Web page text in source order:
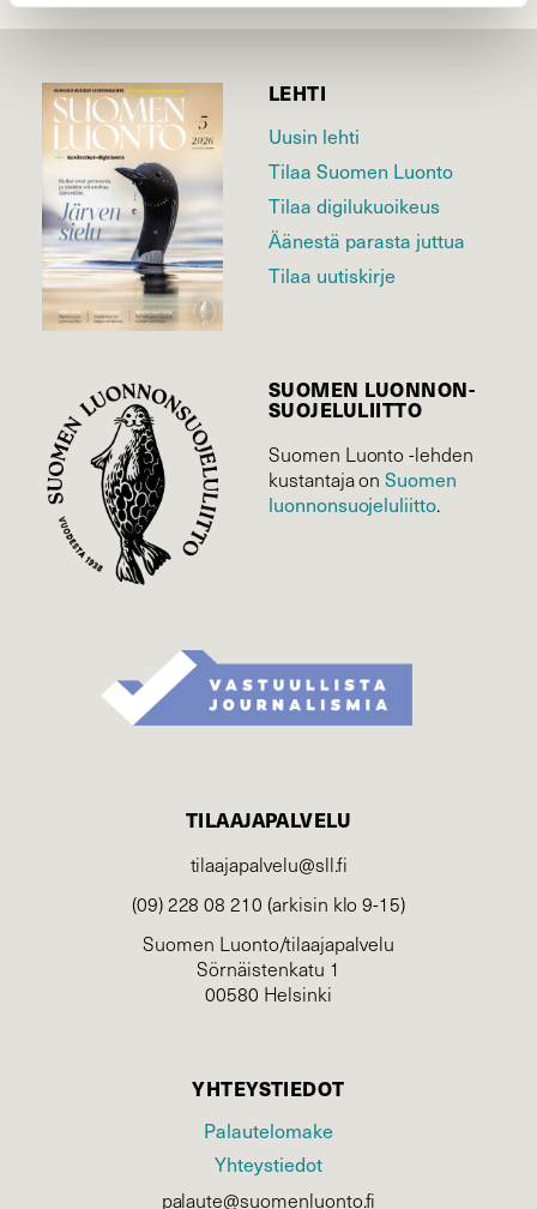
LEHTI
Uusin lehti
Tilaa Suomen Luonto
Tilaa digilukuoikeus
Äänestä parasta juttua
Tilaa uutiskirje
SUOMEN LUONNON­
SUOJELU­LIITTO
Suomen Luonto -lehden
kustantaja onSuomen
luonnonsuojelu­liitto.
TILAAJAPALVELU
tilaajapalvelu@sll.fi
(09) 228 08 210 (arkisin klo 9-15)
Suomen Luonto/tilaajapalvelu
Sörnäistenkatu 1
00580 Helsinki
YHTEYSTIEDOT
Palautelomake
Yhteystiedot
palaute@suomenluonto.fi